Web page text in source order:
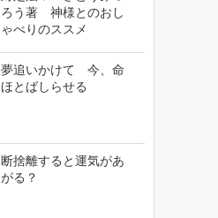
ろう著 神様とのおし
ゃべりのススメ
夢追いかけて 今、命
ほとばしらせる
断捨離すると運気があ
がる？